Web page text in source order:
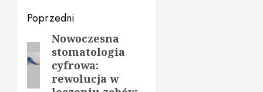
Zobacz
wpisy
Poprzedni
Poprzedni
wpis:
Nowoczesna
stomatologia
cyfrowa:
rewolucja w